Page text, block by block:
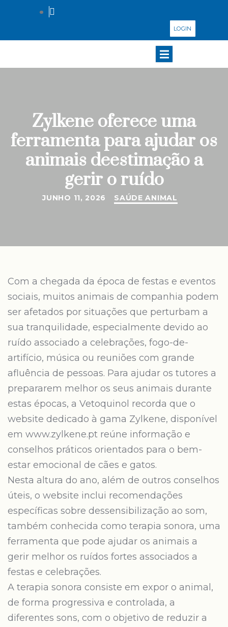
LOGIN
Zylkene oferece uma
ferramenta para ajudar os
animais deestimação a
gerir o ruído
JUNHO 11, 2026 SAÚDE ANIMAL
Com a chegada da época de festas e eventos
sociais, muitos animais de companhia podem
ser afetados por situações que perturbam a
sua tranquilidade, especialmente devido ao
ruído associado a celebrações, fogo-de-
artifício, música ou reuniões com grande
afluência de pessoas. Para ajudar os tutores a
prepararem melhor os seus animais durante
estas épocas, a Vetoquinol recorda que o
website dedicado à gama Zylkene, disponível
em www.zylkene.pt reúne informação e
conselhos práticos orientados para o bem-
estar emocional de cães e gatos.
Nesta altura do ano, além de outros conselhos
úteis, o website inclui recomendações
específicas sobre dessensibilização ao som,
também conhecida como terapia sonora, uma
ferramenta que pode ajudar os animais a
gerir melhor os ruídos fortes associados a
festas e celebrações.
A terapia sonora consiste em expor o animal,
de forma progressiva e controlada, a
diferentes sons, com o objetivo de reduzir a